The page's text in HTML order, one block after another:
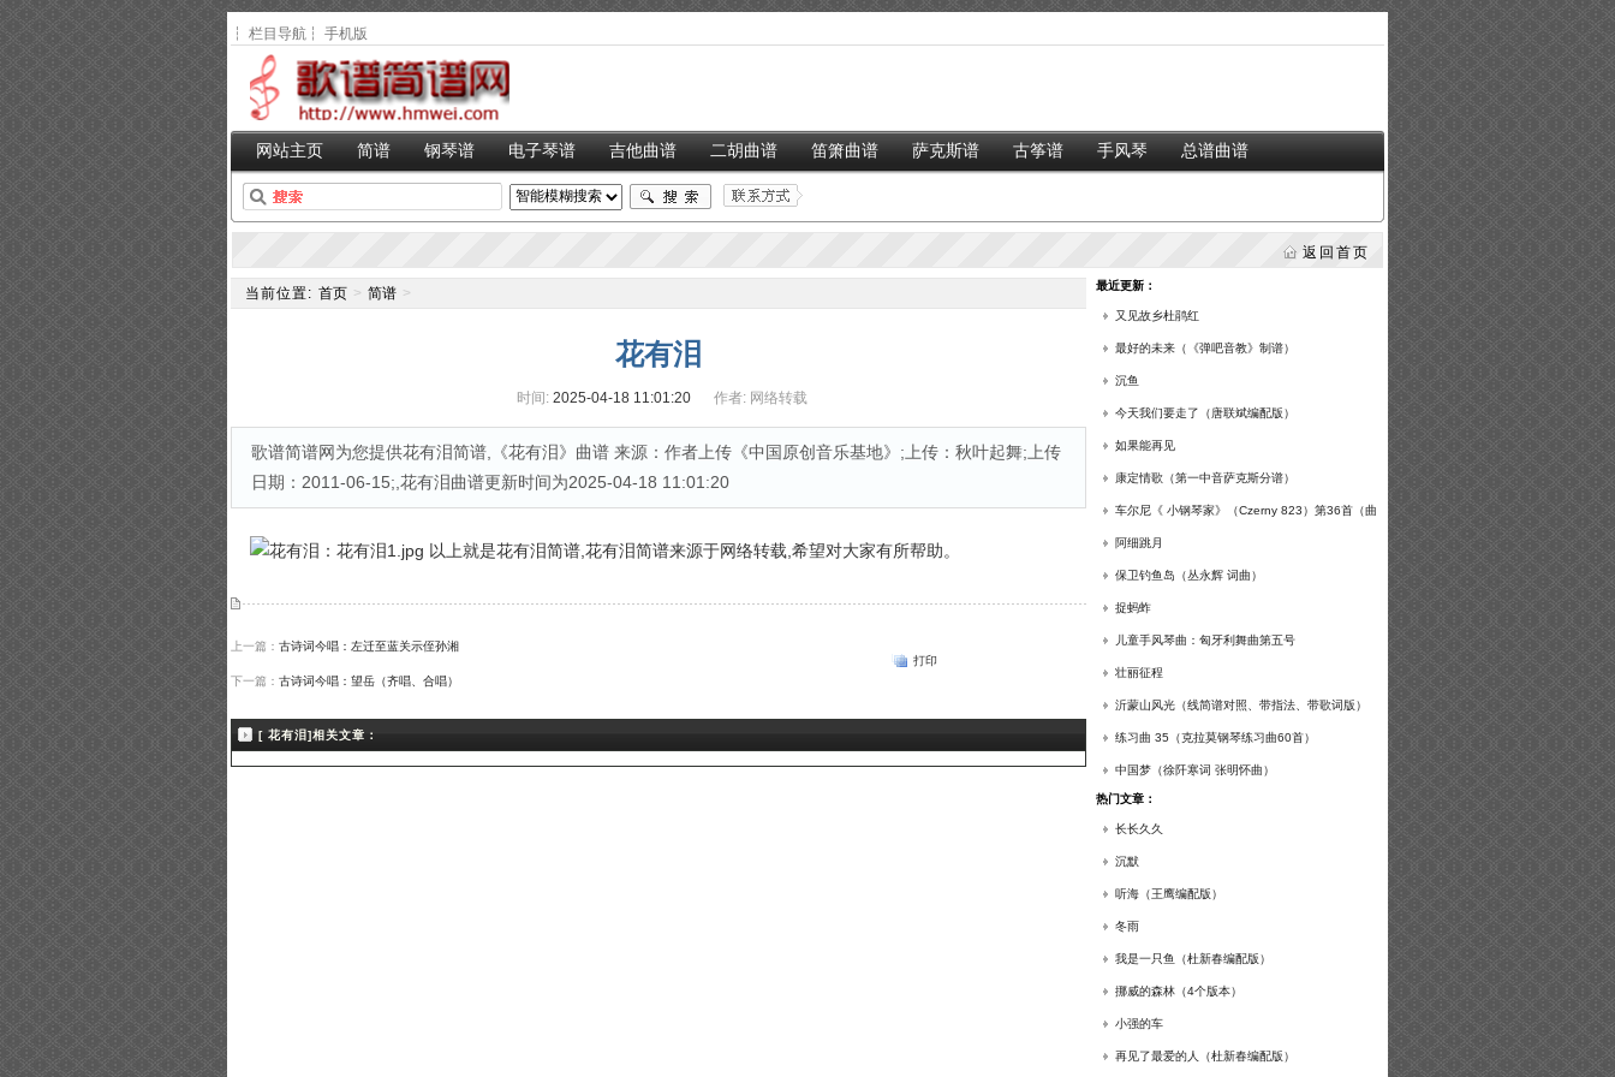
┆ 栏目导航 ┆ 手机版
网站主页 简谱 钢琴谱 电子琴谱 吉他曲谱 二胡曲谱 笛箫曲谱 萨克斯谱 古筝谱 手风琴 总谱曲谱
返回首页
当前位置: 首页 > 简谱 >
花有泪
时间: 2025-04-18 11:01:20 作者: 网络转载
歌谱简谱网为您提供花有泪简谱,《花有泪》曲谱 来源：作者上传《中国原创音乐基地》;上传：秋叶起舞;上传
日期：2011-06-15;,花有泪曲谱更新时间为2025-04-18 11:01:20
以上就是花有泪简谱,花有泪简谱来源于网络转载,希望对大家有所帮助。
上一篇： 古诗词今唱：左迁至蓝关示侄孙湘
下一篇： 古诗词今唱：望岳（齐唱、合唱）
打印
[ 花有泪]相关文章：
最近更新：
又见故乡杜鹃红
最好的未来（《弹吧音教》制谱）
沉鱼
今天我们要走了（唐联斌编配版）
如果能再见
康定情歌（第一中音萨克斯分谱）
车尔尼《 小钢琴家》（Czerny 823）第36首（曲
谱及练习提示）
阿细跳月
保卫钓鱼岛（丛永辉 词曲）
捉蚂蚱
儿童手风琴曲：匈牙利舞曲第五号
壮丽征程
沂蒙山风光（线简谱对照、带指法、带歌词版）
练习曲 35（克拉莫钢琴练习曲60首）
中国梦（徐阡寒词 张明怀曲）
热门文章：
长长久久
沉默
听海（王鹰编配版）
冬雨
我是一只鱼（杜新春编配版）
挪威的森林（4个版本）
小强的车
再见了最爱的人（杜新春编配版）